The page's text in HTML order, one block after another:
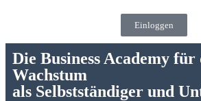
Einloggen
Die Business Academy für
Wachstum
als Selbstständiger und